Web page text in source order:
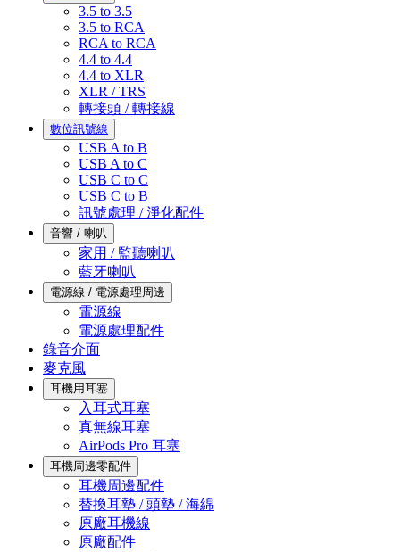
3.5 to 3.5
3.5 to RCA
RCA to RCA
4.4 to 4.4
4.4 to XLR
XLR / TRS
轉接頭 / 轉接線
數位訊號線
USB A to B
USB A to C
USB C to C
USB C to B
訊號處理 / 淨化配件
音響 / 喇叭
家用 / 監聽喇叭
藍牙喇叭
電源線 / 電源處理周邊
電源線
電源處理配件
錄音介面
麥克風
耳機用耳塞
入耳式耳塞
真無線耳塞
AirPods Pro 耳塞
耳機周邊零配件
耳機周邊配件
替換耳墊 / 頭墊 / 海綿
原廠耳機線
原廠配件